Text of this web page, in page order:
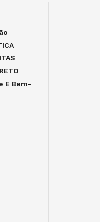
E Bem-